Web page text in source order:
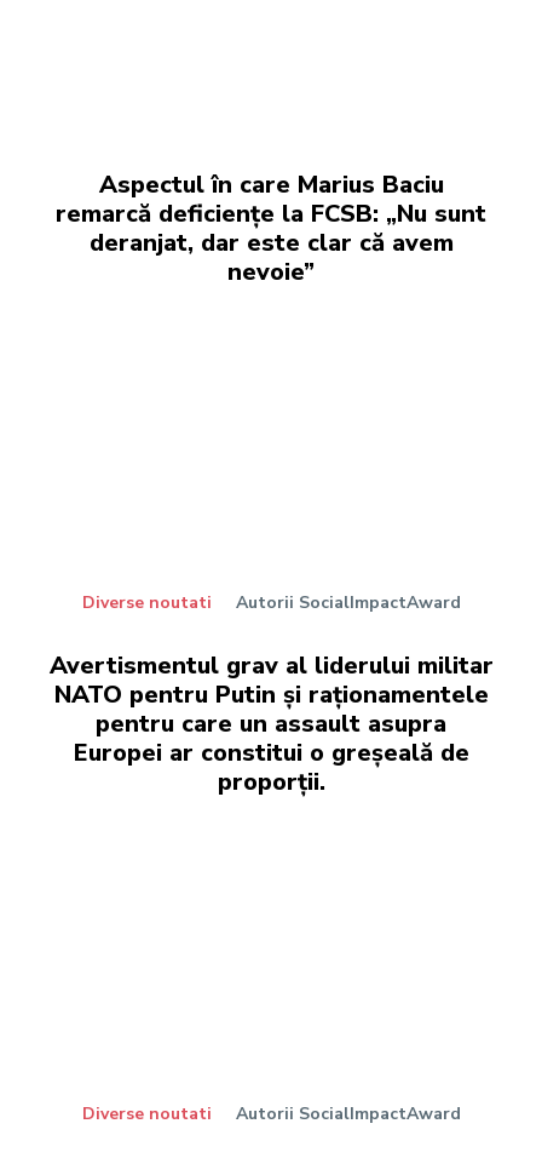
Aspectul în care Marius Baciu
remarcă deficiențe la FCSB: „Nu sunt
deranjat, dar este clar că avem
nevoie”
Diverse noutati Autorii SocialImpactAward
Avertismentul grav al liderului militar
NATO pentru Putin și raționamentele
pentru care un assault asupra
Europei ar constitui o greșeală de
proporții.
Diverse noutati Autorii SocialImpactAward